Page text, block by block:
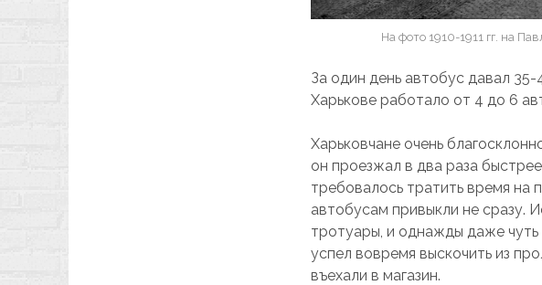
На фото 1910-1911 гг. на
За один день автобус давал 35-
Харькове работало от 4 до 6
Харьковчане очень
он проезжал в два раза
требовалось тратить время
автобусам привыкли не сразу.
тротуары, и однажды даже чуть
успел вовремя выскочить из
въехали в магазин.